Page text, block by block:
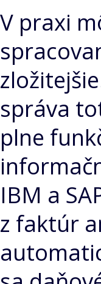
V praxi
správa
plne
IBM a
z faktúr